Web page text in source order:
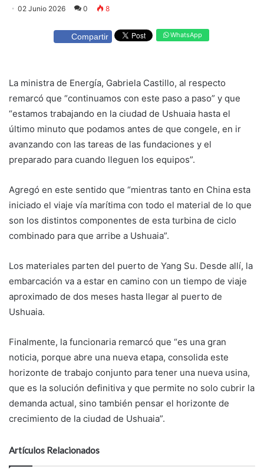
02 Junio 2026 0 8
Compartir WhatsApp
La ministra de Energía, Gabriela Castillo, al respecto
remarcó que “continuamos con este paso a paso” y que
“estamos trabajando en la ciudad de Ushuaia hasta el
último minuto que podamos antes de que congele, en ir
avanzando con las tareas de las fundaciones y el
preparado para cuando lleguen los equipos”.
Agregó en este sentido que “mientras tanto en China esta
iniciado el viaje vía marítima con todo el material de lo que
son los distintos componentes de esta turbina de ciclo
combinado para que arribe a Ushuaia”.
Los materiales parten del puerto de Yang Su. Desde allí, la
embarcación va a estar en camino con un tiempo de viaje
aproximado de dos meses hasta llegar al puerto de
Ushuaia.
Finalmente, la funcionaria remarcó que “es una gran
noticia, porque abre una nueva etapa, consolida este
horizonte de trabajo conjunto para tener una nueva usina,
que es la solución definitiva y que permite no solo cubrir la
demanda actual, sino también pensar el horizonte de
crecimiento de la ciudad de Ushuaia”.
Artículos Relacionados